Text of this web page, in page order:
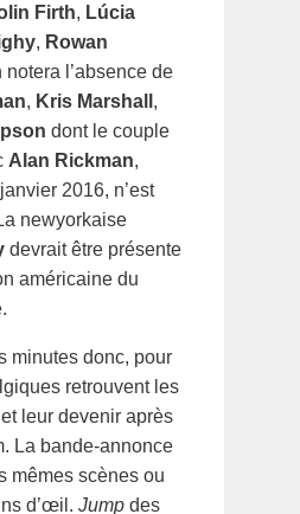
Firth, Lúcia
, Rowan
notera l’absence de
, Kris Marshall ,
dont le couple
Alan Rickman,
2016, n’est
newyorkaise
devrait être présente
américaine du
minutes donc, pour
retrouvent les
leur devenir après
La bande-annonce
mêmes scènes ou
d’œil. Jump des